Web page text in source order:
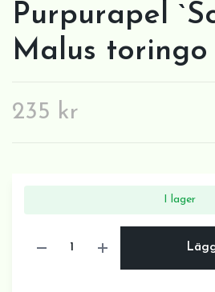
Purpurapel
Malus
235 kr
I lager